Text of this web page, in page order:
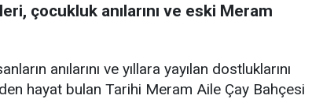
çocukluk anılarını ve eski Meram
anılarını ve yıllara yayılan dostluklarını
hayat bulan Tarihi Meram Aile Çay Bahçesi